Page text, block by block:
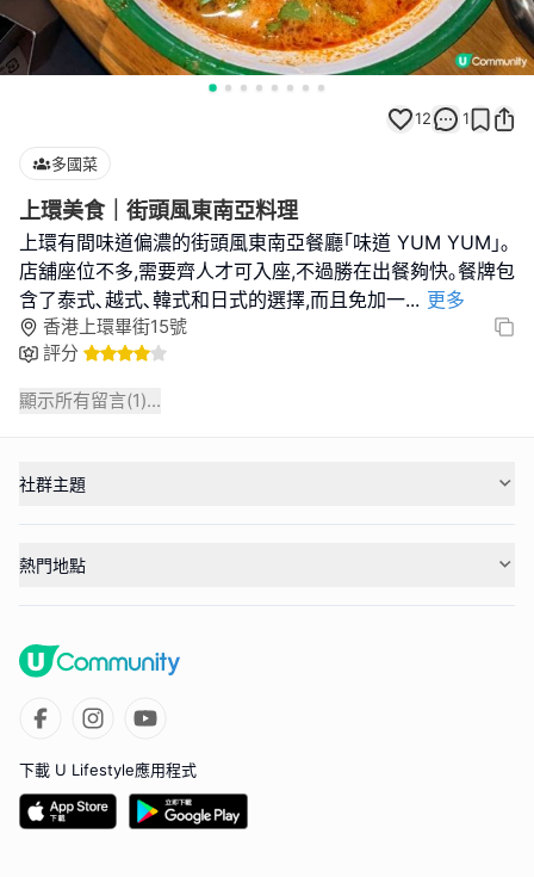
12 1
多國菜
上環美食｜街頭風東南亞料理
上環有間味道偏濃的街頭風東南亞餐廳｢味道 YUM YUM｣｡
店舖座位不多,需要齊人才可入座,不過勝在出餐夠快｡餐牌包
含了泰式､越式､韓式和日式的選擇,而且免加一... 更多
香港上環畢街15號
評分
顯示所有留言(1)...
社群主題
熱門地點
下載 U Lifestyle應用程式